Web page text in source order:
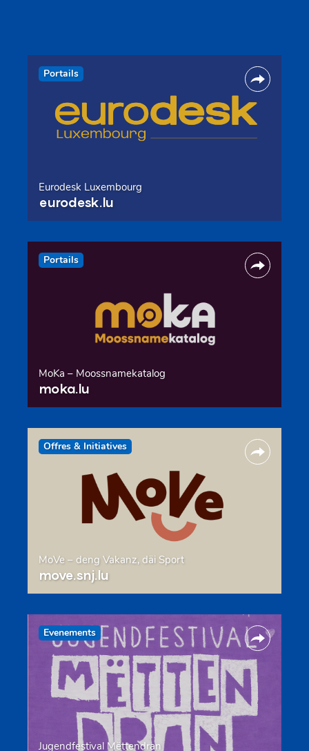
Portails
Eurodesk Luxembourg
eurodesk.lu
Portails
MoKa – Moossnamekatalog
moka.lu
Offres & Initiatives
MoVe – deng Vakanz, däi Sport
move.snj.lu
Evenements
Jugendfestival Mëttendran